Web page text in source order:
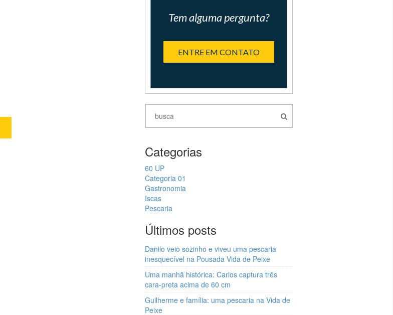
Tem alguma pergunta?
ENTRE EM CONTATO
Categorias
60 UP
Categoria 01
Gastronomia
Iscas
Pescaria
Últimos posts
Danilo veio sozinho e viveu uma pescaria
inesquecível na Pousada Vida de Peixe
Uma manhã histórica: Carlos captura três
cara-preta acima de 60 cm
Guilherme e família: uma pescaria na Vida de
Peixe